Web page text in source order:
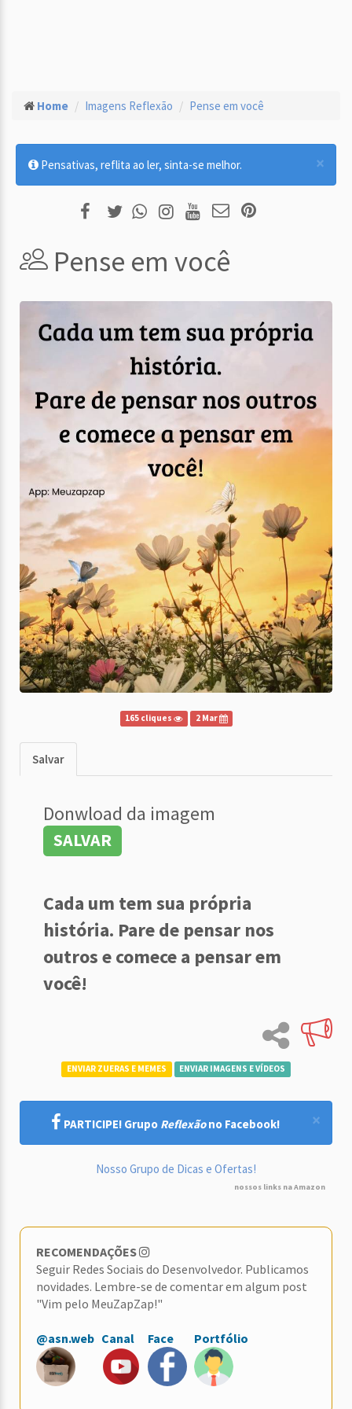
Home Imagens Reflexão Pense em você
×
Pensativas, reflita ao ler, sinta-se melhor.
Pense em você
165 cliques 2 Mar
Salvar
Donwload da imagem
SALVAR
Cada um tem sua própria
história. Pare de pensar nos
outros e comece a pensar em
você!
ENVIAR ZUERAS E MEMES ENVIAR IMAGENS E VÍDEOS
×
PARTICIPE! Grupo Reflexãono Facebook!
Nosso Grupo de Dicas e Ofertas!
nossos links na Amazon
RECOMENDAÇÕES
Seguir Redes Sociais do Desenvolvedor. Publicamos
novidades. Lembre-se de comentar em algum post
"Vim pelo MeuZapZap!"
@asn.web Canal Face Portfólio